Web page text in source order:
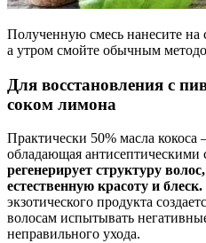
Полученную смесь нанесите
а утром смойте обычным
Для восстановления с
соком лимона
Практически 50% масла кокоса
обладающая антисептическими
регенерирует структуру
естественную красоту и блеск.
экзотического продукта
волосам испытывать
неправильного ухода.